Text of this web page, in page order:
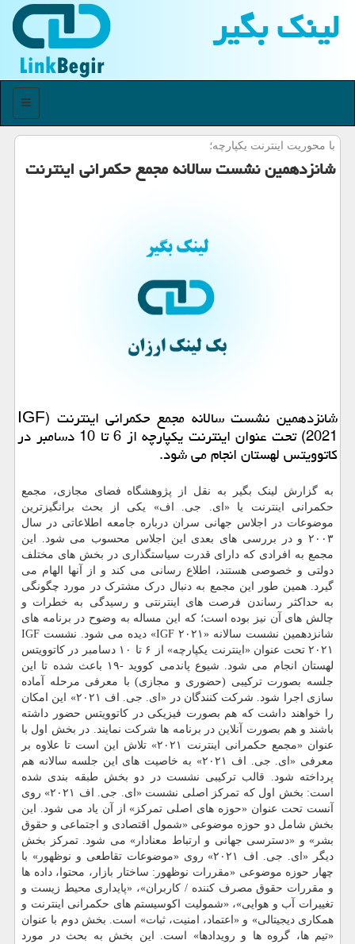
لینك بگیر
منو
با محوریت اینترنت یكپارچه؛
شانزدهمین نشست سالانه مجمع حکمرانی اینترنت
شانزدهمین نشست سالانه مجمع حکمرانی اینترنت (IGF
2021) تحت عنوان اینترنت یکپارچه از 6 تا 10 دسامبر در
کاتوویتس لهستان انجام می شود.
به گزارش لینک بگیر به نقل از پژوهشگاه فضای مجازی، مجمع
حکمرانی اینترنت یا «ای. جی. اف» یکی از بحث برانگیزترین
موضوعات در اجلاس جهانی سران درباره جامعه اطلاعاتی در سال
۲۰۰۳ و در بررسی های بعدی این اجلاس محسوب می شود. این
مجمع به افرادی که دارای قدرت سیاستگذاری در بخش های مختلف
دولتی و خصوصی هستند، اطلاع رسانی می کند و از آنها الهام می
گیرد. همین طور این مجمع به دنبال درک مشترک در مورد چگونگی
به حداکثر رساندن فرصت های اینترنتی و رسیدگی به خطرات و
چالش های آن نیز بوده است؛ که این مساله به وضوح در برنامه های
شانزدهمین نشست سالانه «IGF ۲۰۲۱» دیده می شود. نشست IGF
۲۰۲۱‬ تحت عنوان «اینترنت یکپارچه» از ۶ تا ۱۰ دسامبر در کاتوویتس
لهستان انجام می شود. شیوع پاندمی کووید -۱۹ باعث شده تا این
جلسه بصورت ترکیبی (حضوری و مجازی) با معرفی مرحله آماده
سازی اجرا شود. شرکت‏ کنندگان در «ای. جی. اف ۲۰۲۱» این امکان
را خواهند داشت که هم بصورت فیزیکی در کاتوویتس حضور داشته
باشند و هم بصورت آنلاین در برنامه ها شرکت نمایند. در بخش اول با
عنوان «مجمع حکمرانی اینترنت ۲۰۲۱» تلاش این است تا علاوه بر
معرفی «ای. جی. اف ۲۰۲۱» به خاصیت های این جلسه سالانه هم
پرداخته شود. قالب ترکیبی نشست در دو بخش طبقه بندی شده
است: بخش اول که تمرکز اصلی نشست «ای. جی. اف ۲۰۲۱» روی
آنست تحت عنوان «حوزه های اصلی تمرکز» از آن یاد می شود. این
بخش شامل دو حوزه موضوعی «شمول اقتصادی و اجتماعی و حقوق
بشر» و «دسترسی جهانی و ارتباط معنادار» می شود. تمرکز بخش
دیگر «ای. جی. اف ۲۰۲۱» روی «موضوعات تقاطعی و نوظهور» با
چهار حوزه موضوعی «مقررات نوظهور: ساختار بازار، محتوا، داده ها
و مقررات حقوق مصرف کننده / کاربران»، «پایداری محیط زیست و
تغییرات آب و هوایی»، «شمولیت اکوسیستم های حکمرانی اینترنت و
همکاری دیجیتالی» و «اعتماد، امنیت، ثبات» است. بخش دوم با عنوان
«تیم ها، گروه ها و رویدادها» است. این بخش به بحث در مورد